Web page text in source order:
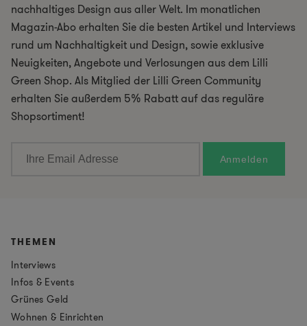
nachhaltiges Design aus aller Welt. Im monatlichen
Magazin-Abo erhalten Sie die besten Artikel und Interviews
rund um Nachhaltigkeit und Design, sowie exklusive
Neuigkeiten, Angebote und Verlosungen aus dem Lilli
Green Shop. Als Mitglied der Lilli Green Community
erhalten Sie außerdem 5% Rabatt auf das reguläre
Shopsortiment!
THEMEN
Interviews
Infos & Events
Grünes Geld
Wohnen & Einrichten